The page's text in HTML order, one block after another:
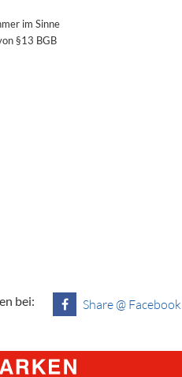
im Sinne
§13 BGB
bei: Share @ Facebook